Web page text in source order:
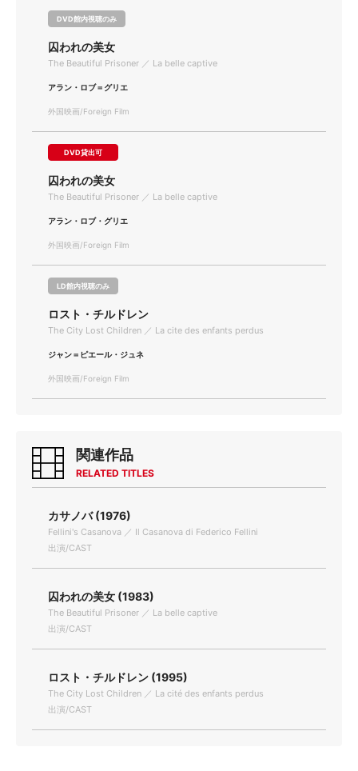
DVD館内視聴のみ
囚われの美女
The Beautiful Prisoner ／ La belle captive
アラン・ロブ＝グリエ
外国映画/Foreign Film
DVD貸出可
囚われの美女
The Beautiful Prisoner ／ La belle captive
アラン・ロブ・グリエ
外国映画/Foreign Film
LD館内視聴のみ
ロスト・チルドレン
The City Lost Children ／ La cite des enfants perdus
ジャン＝ピエール・ジュネ
外国映画/Foreign Film
関連作品
RELATED TITLES
カサノバ (1976)
Fellini's Casanova ／ Il Casanova di Federico Fellini
出演/CAST
囚われの美女 (1983)
The Beautiful Prisoner ／ La belle captive
出演/CAST
ロスト・チルドレン (1995)
The City Lost Children ／ La cité des enfants perdus
出演/CAST